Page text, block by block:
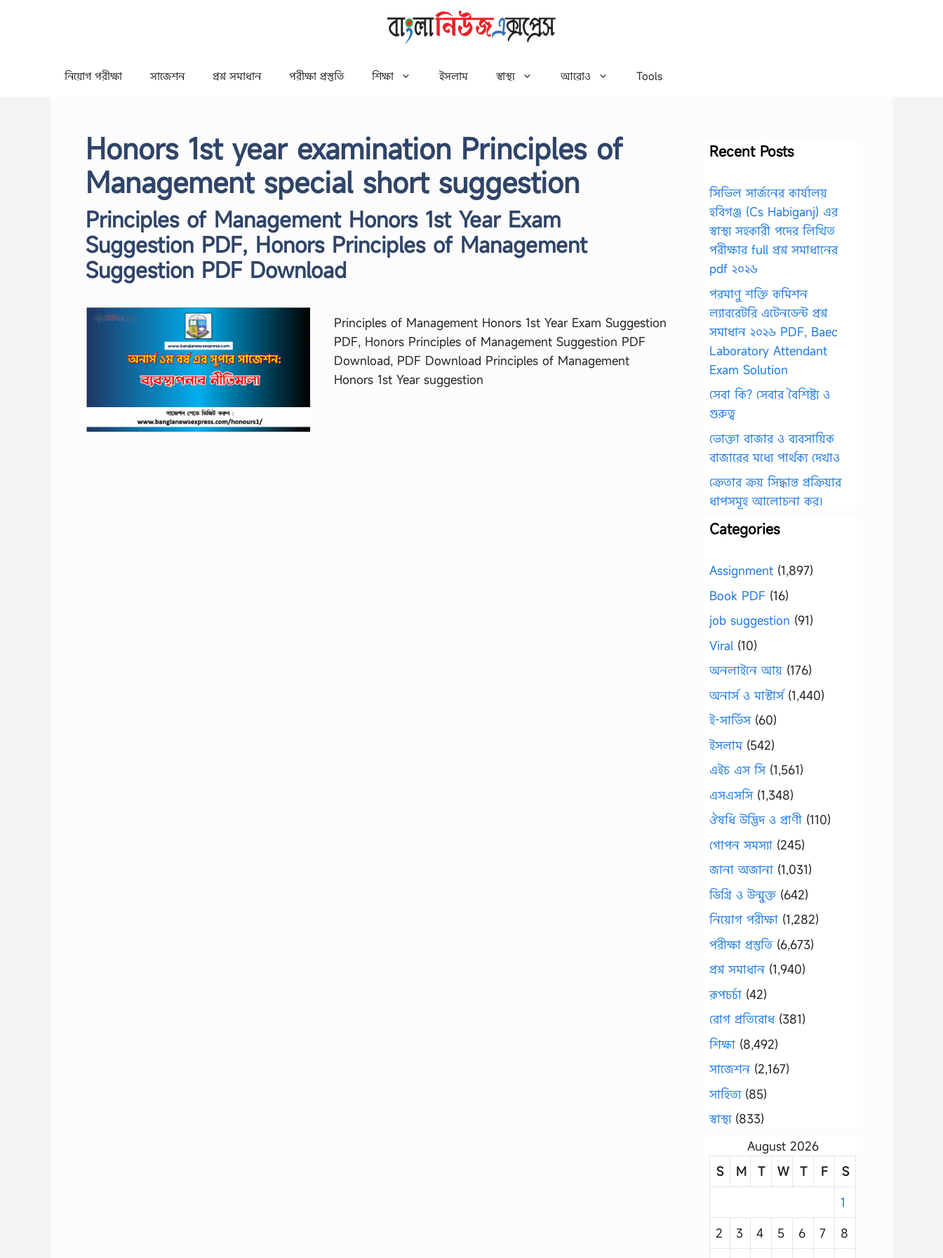
নিয়োগ পরীক্ষা সাজেশন প্রশ্ন সমাধান পরীক্ষা প্রস্তুতি শিক্ষা ইসলাম স্বাস্থ্য আরোও Tools
Honors 1st year examination Principles of
Management special short suggestion
Principles of Management Honors 1st Year Exam
Suggestion PDF, Honors Principles of Management
Suggestion PDF Download
Principles of Management Honors 1st Year Exam Suggestion
PDF, Honors Principles of Management Suggestion PDF
Download, PDF Download Principles of Management
Honors 1st Year suggestion
Recent Posts
সিভিল সার্জনের কার্যালয়
হবিগঞ্জ (Cs Habiganj) এর
স্বাস্থ্য সহকারী পদের লিখিত
পরীক্ষার full প্রশ্ন সমাধানের
pdf ২০২৬
পরমাণু শক্তি কমিশন
ল্যাবরেটরি এটেনডেন্ট প্রশ্ন
সমাধান ২০২৬ PDF, Baec
Laboratory Attendant
Exam Solution
সেবা কি? সেবার বৈশিষ্ট্য ও
গুরুত্ব
ভোক্তা বাজার ও ব্যবসায়িক
বাজারের মধ্যে পার্থক্য দেখাও
ক্রেতার ক্রয় সিদ্ধান্ত প্রক্রিয়ার
ধাপসমূহ আলোচনা কর।
Categories
Assignment (1,897)
Book PDF (16)
job suggestion (91)
Viral (10)
অনলাইনে আয় (176)
অনার্স ও মাস্টার্স(1,440)
ই-সার্ভিস(60)
ইসলাম(542)
এইচ এস সি(1,561)
এসএসসি(1,348)
ঔষধি উদ্ভিদ ও প্রাণী (110)
গোপন সমস্যা (245)
জানা অজানা (1,031)
ডিগ্রি ও উন্মুক্ত (642)
নিয়োগ পরীক্ষা (1,282)
পরীক্ষা প্রস্তুতি (6,673)
প্রশ্ন সমাধান (1,940)
রূপচর্চা (42)
রোগ প্রতিরোধ(381)
শিক্ষা (8,492)
সাজেশন (2,167)
সাহিত্য(85)
স্বাস্থ্য(833)
August 2026
S
M T W T F
S
1
2
3 4 5 6 7
8